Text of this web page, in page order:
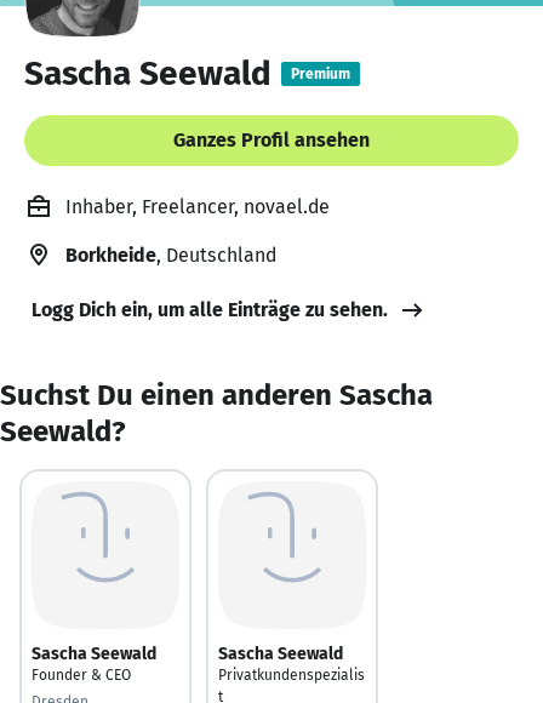
Sascha Seewald Premium
Ganzes Profil ansehen
Inhaber, Freelancer, novael.de
Borkheide, Deutschland
Logg Dich ein, um alle Einträge zu sehen.
Suchst Du einen anderen Sascha
Seewald?
Sascha Seewald
Founder & CEO
Sascha Seewald
Privatkundenspezialis
t